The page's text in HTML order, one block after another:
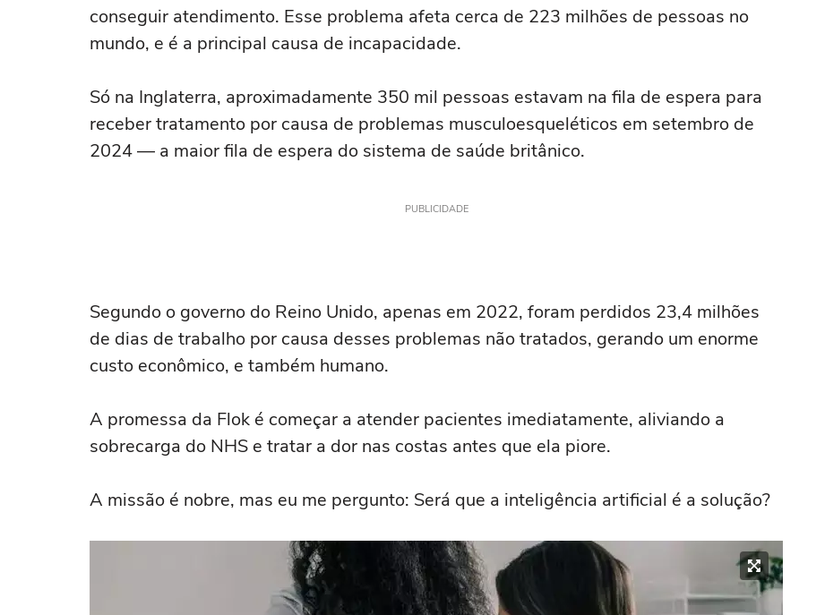
conseguir atendimento. Esse problema afeta cerca de 223 milhões de pessoas no
mundo, e é a principal causa de incapacidade.
Só na Inglaterra, aproximadamente 350 mil pessoas estavam na fila de espera para
receber tratamento por causa de problemas musculoesqueléticos em setembro de
2024 — a maior fila de espera do sistema de saúde britânico.
PUBLICIDADE
Segundo o governo do Reino Unido, apenas em 2022, foram perdidos 23,4 milhões
de dias de trabalho por causa desses problemas não tratados, gerando um enorme
custo econômico, e também humano.
A promessa da Flok é começar a atender pacientes imediatamente, aliviando a
sobrecarga do NHS e tratar a dor nas costas antes que ela piore.
A missão é nobre, mas eu me pergunto: Será que a inteligência artificial é a solução?